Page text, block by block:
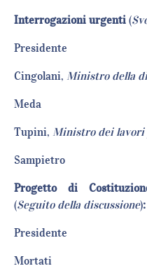
Interrogazioni urgenti (
Presidente
Cingolani, Ministro della
Meda
Tupini, Ministro dei
Sampietro
Progetto di
(Seguito della discussione):
Presidente
Mortati